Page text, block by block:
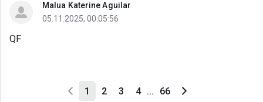
Malua Katerine Aguilar
05.11.2025, 00:05:56
QF
1 2 3 4 ... 66